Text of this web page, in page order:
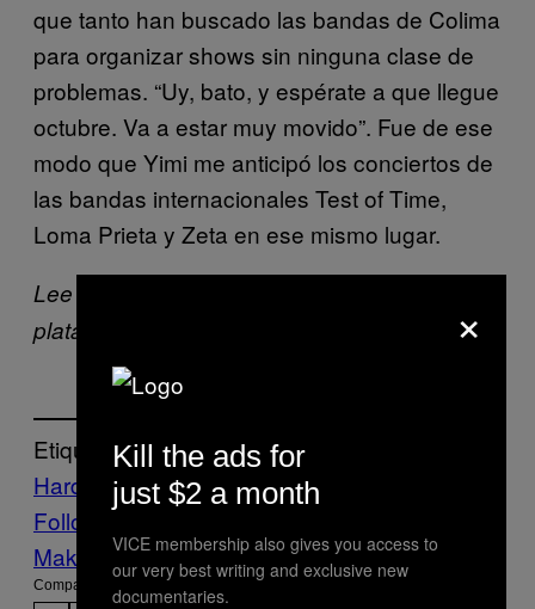
que tanto han buscado las bandas de Colima
para organizar shows sin ninguna clase de
problemas. “Uy, bato, y espérate a que llegue
octubre. Va a estar muy movido”. Fue de ese
modo que Yimi me anticipó los conciertos de
las bandas internacionales Test of Time,
Loma Prieta y Zeta en ese mismo lugar.
Lee el
plataforma musical
Etiquetado:
Hardcore Música Noisey Punk
Follow Us On Discover
Make Us Preferred In Top Stories
Compartir:
×
Kill the ads for
just $2 a month
VICE membership also gives you access to
our very best writing and exclusive new
documentaries.